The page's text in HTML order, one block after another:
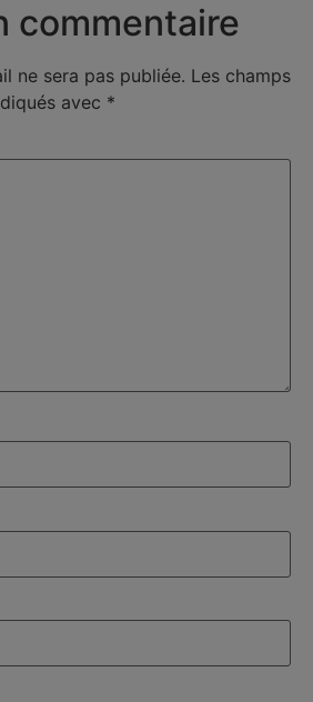
commentaire
ne sera pas publiée. Les champs
avec *